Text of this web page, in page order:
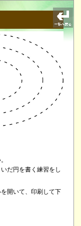
だ円を書く練習をし
開いて、印刷して下